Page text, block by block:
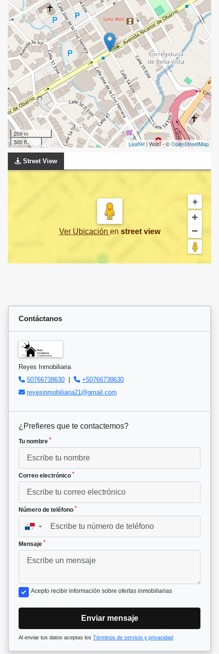
200 m
500 ft
Leaflet| Wasi - ©OpenStreetMap
Street View
Ver Ubicación en street view
Contáctanos
Reyes Inmobiliaria
50766738630 |
+50766738630
reyesinmobiliaria21@gmail.com
¿Prefieres que te contactemos?
Tu nombre *
Correo electrónico *
Número de teléfono *
▼
Mensaje *
Acepto recibir información sobre ofertas inmobiliarias
Enviar mensaje
Al enviar tus datos aceptas los Términos de servicio y privacidad